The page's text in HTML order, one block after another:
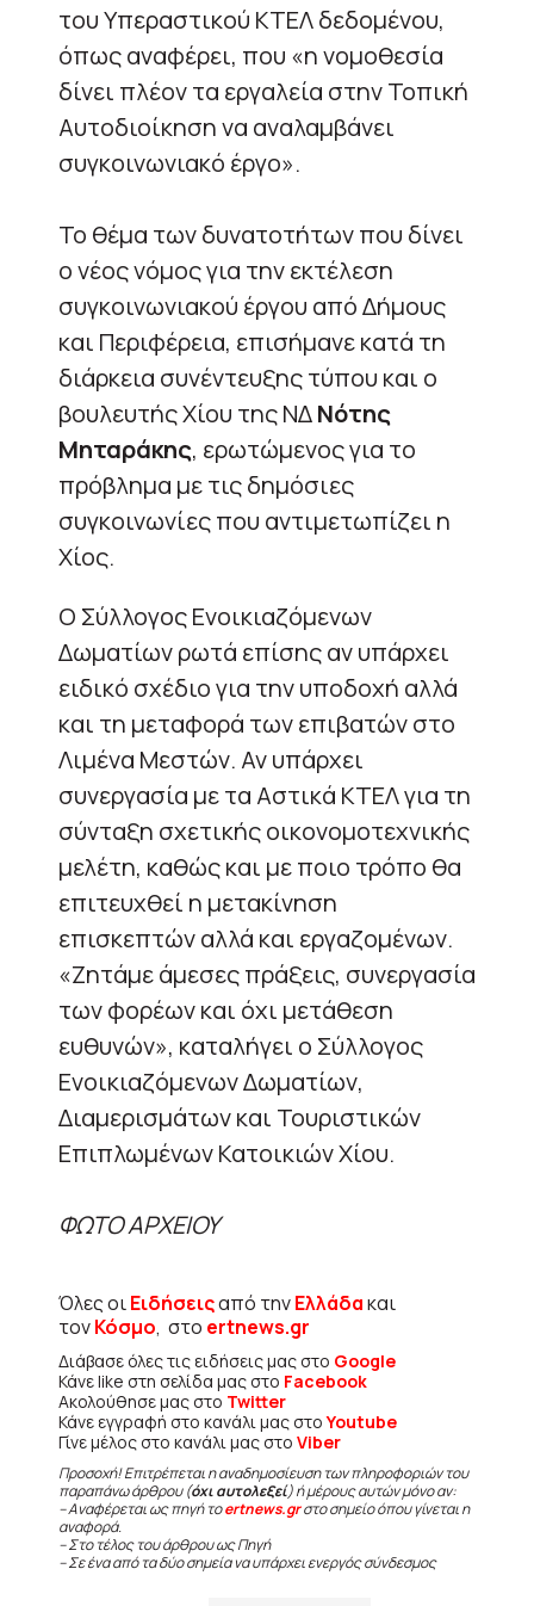
του Υπεραστικού ΚΤΕΛ δεδομένου,
όπως αναφέρει, που «η νομοθεσία
δίνει πλέον τα εργαλεία στην Τοπική
Αυτοδιοίκηση να αναλαμβάνει
συγκοινωνιακό έργο».
Το θέμα των δυνατοτήτων που δίνει
ο νέος νόμος για την εκτέλεση
συγκοινωνιακού έργου από Δήμους
και Περιφέρεια, επισήμανε κατά τη
διάρκεια συνέντευξης τύπου και ο
βουλευτής Χίου της ΝΔΝότης
Μηταράκης, ερωτώμενος για το
πρόβλημα με τις δημόσιες
συγκοινωνίες που αντιμετωπίζει η
Χίος.
Ο Σύλλογος Ενοικιαζόμενων
Δωματίων ρωτά επίσης αν υπάρχει
ειδικό σχέδιο για την υποδοχή αλλά
και τη μεταφορά των επιβατών στο
Λιμένα Μεστών. Αν υπάρχει
συνεργασία με τα Αστικά ΚΤΕΛ για τη
σύνταξη σχετικής οικονομοτεχνικής
μελέτη, καθώς και με ποιο τρόπο θα
επιτευχθεί η μετακίνηση
επισκεπτών αλλά και εργαζομένων.
«Ζητάμε άμεσες πράξεις, συνεργασία
των φορέων και όχι μετάθεση
ευθυνών», καταλήγει ο Σύλλογος
Ενοικιαζόμενων Δωματίων,
Διαμερισμάτων και Τουριστικών
Επιπλωμένων Κατοικιών Χίου.
ΦΩΤΟ ΑΡΧΕΙΟΥ
Όλες οιΕιδήσειςαπό τηνΕλλάδακαι
τονΚόσμο, στο ertnews.gr
Διάβασε όλες τις ειδήσεις μας στο Google
Κάνε like στη σελίδα μας στο Facebook
Ακολούθησε μας στο Twitter
Κάνε εγγραφή στο κανάλι μας στοYoutube
Γίνε μέλος στο κανάλι μας στο Viber
Προσοχή! Επιτρέπεται η αναδημοσίευση των πληροφοριών του
παραπάνω άρθρου (όχι αυτολεξεί) ή μέρους αυτών μόνο αν:
– Αναφέρεται ως πηγή τοertnews.grστο σημείο όπου γίνεται η
αναφορά.
– Στο τέλος του άρθρου ως Πηγή
– Σε ένα από τα δύο σημεία να υπάρχει ενεργός σύνδεσμος